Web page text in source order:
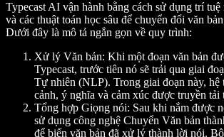
Typecast AI vận hành bằng cách sử dụng trí tuệ
và các thuật toán học sâu để chuyển đổi văn
Dưới đây là mô tả ngắn gọn về quy trình:
Xử lý Văn bản: Khi một đoạn văn bản
Typecast, trước tiên nó sẽ trải qua giai
Tự nhiên (NLP). Trong giai đoạn này, hệ
cảnh, ý nghĩa và cảm xúc được truyền tải
Tổng hợp Giọng nói: Sau khi nắm được
sử dụng công nghệ Chuyển Văn bản
để biến văn bản đã xử lý thành lời nói.